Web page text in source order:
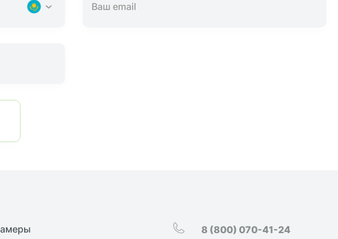
8 (800) 070-41-24